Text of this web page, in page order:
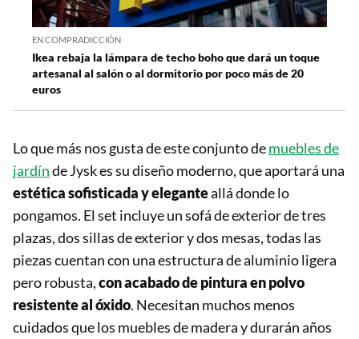
EN COMPRADICCIÓN
Ikea rebaja la lámpara de techo boho que dará un toque
artesanal al salón o al dormitorio por poco más de 20
euros
Lo que más nos gusta de este conjunto demuebles de
jardínde Jysk es su diseño moderno, que aportará una
estética sofisticada y eleganteallá donde lo
pongamos. El set incluye un sofá de exterior de tres
plazas, dos sillas de exterior y dos mesas, todas las
piezas cuentan con una estructura de aluminio ligera
pero robusta,con acabado de pintura en polvo
resistente al óxido. Necesitan muchos menos
cuidados que los muebles de madera y durarán años